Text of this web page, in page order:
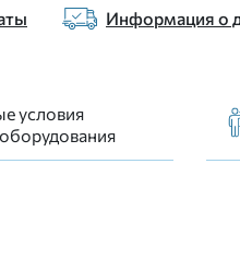
Информация о
условия